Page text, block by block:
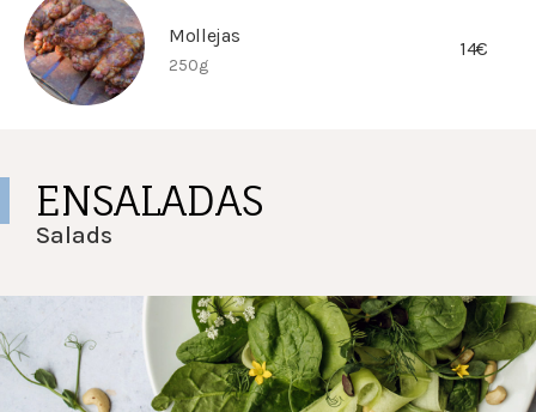
Mollejas
250g
14€
ENSALADAS
Salads